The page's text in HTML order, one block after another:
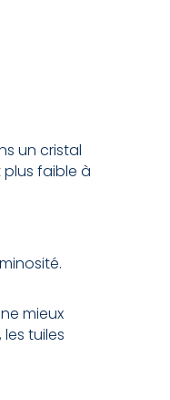
un cristal
plus faible à
mieux
tuiles